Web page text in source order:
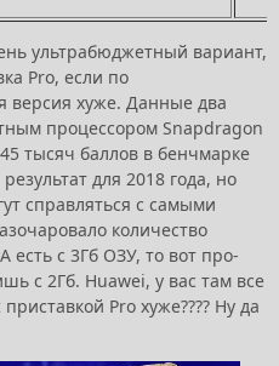
ультрабюджетный вариант,
Pro, если по
версия хуже. Данные два
процессором Snapdragon
тысяч баллов в бенчмарке
для 2018 года, но
справляться с самыми
количество
есть с 3Гб ОЗУ, то вот про-
с 2Гб. Huawei, у вас там все
Pro хуже???? Ну да